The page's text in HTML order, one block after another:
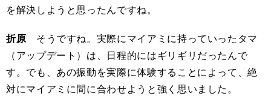
を解決しようと思ったんですね。
折原 そうですね。実際にマイアミに持っていったタマ
（アップデート）は、日程的にはギリギリだったんで
す。でも、あの振動を実際に体験することによって、絶
対にマイアミに間に合わせようと強く思いました。